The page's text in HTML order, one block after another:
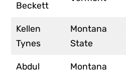
Beckett
Kellen
Tynes
Montana
State
Abdul Montana